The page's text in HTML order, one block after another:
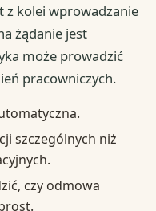
z kolei wprowadzanie
żądanie jest
może prowadzić
pracowniczych.
szczególnych niż
czy odmowa